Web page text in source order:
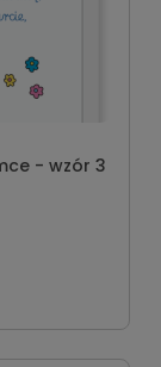
- wzór 3